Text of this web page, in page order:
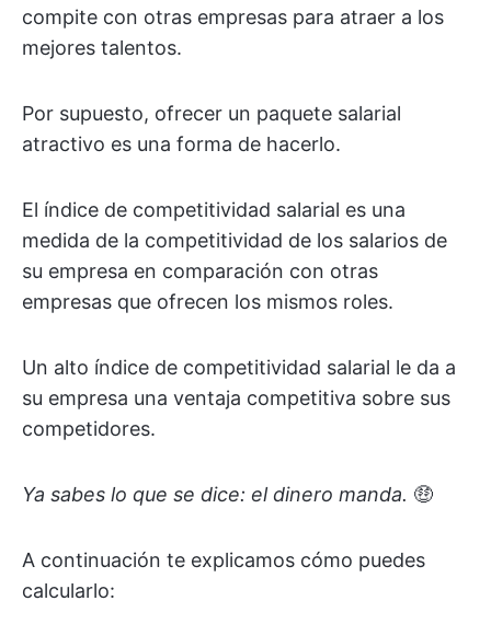
compite con otras empresas para atraer a los
mejores talentos.
Por supuesto, ofrecer un paquete salarial
atractivo es una forma de hacerlo.
El índice de competitividad salarial es una
medida de la competitividad de los salarios de
su empresa en comparación con otras
empresas que ofrecen los mismos roles.
Un alto índice de competitividad salarial le da a
su empresa una ventaja competitiva sobre sus
competidores.
Ya sabes lo que se dice: el dinero manda. 🤑
A continuación te explicamos cómo puedes
calcularlo: